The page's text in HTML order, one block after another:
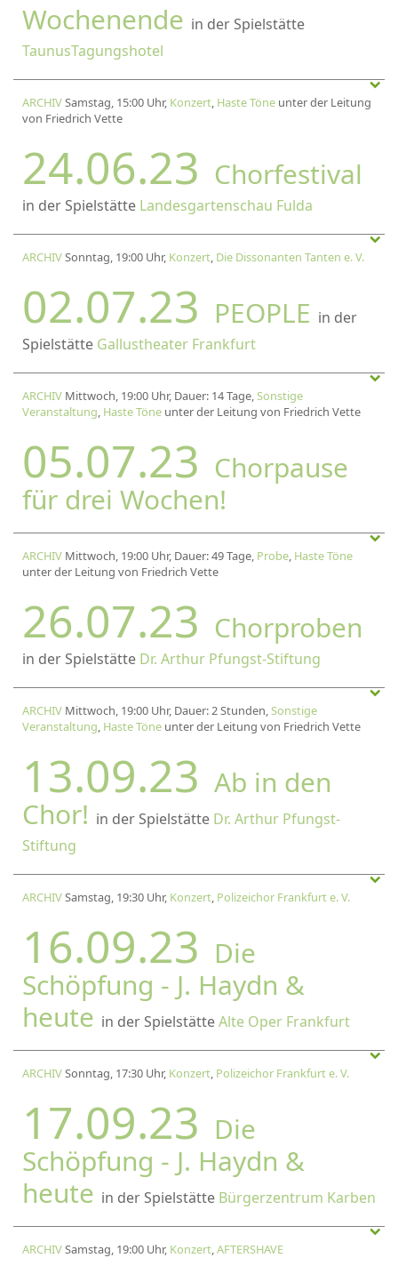
Wochenende in der Spielstätte
TaunusTagungshotel
ARCHIVSamstag, 15:00 Uhr, Konzert, Haste Töne unter der Leitung
von Friedrich Vette
24.06.23 Chorfestival
in der Spielstätte Landesgartenschau Fulda
ARCHIVSonntag, 19:00 Uhr, Konzert, Die Dissonanten Tanten e. V.
02.07.23 PEOPLE in der
Spielstätte Gallustheater Frankfurt
ARCHIV Mittwoch, 19:00 Uhr, Dauer: 14 Tage,Sonstige
Veranstaltung, Haste Töne unter der Leitung von Friedrich Vette
05.07.23 Chorpause
für drei Wochen!
ARCHIV Mittwoch, 19:00 Uhr, Dauer: 49 Tage, Probe, Haste Töne
unter der Leitung von Friedrich Vette
26.07.23 Chorproben
in der Spielstätte Dr. Arthur Pfungst-Stiftung
ARCHIV Mittwoch, 19:00 Uhr, Dauer: 2 Stunden,Sonstige
Veranstaltung, Haste Töne unter der Leitung von Friedrich Vette
13.09.23 Ab in den
Chor! in der Spielstätte Dr. Arthur Pfungst-
Stiftung
ARCHIVSamstag, 19:30 Uhr, Konzert, Polizeichor Frankfurt e. V.
16.09.23 Die
Schöpfung - J. Haydn &
heute in der SpielstätteAlte Oper Frankfurt
ARCHIVSonntag, 17:30 Uhr, Konzert, Polizeichor Frankfurt e. V.
17.09.23 Die
Schöpfung - J. Haydn &
heute in der Spielstätte Bürgerzentrum Karben
ARCHIVSamstag, 19:00 Uhr, Konzert,AFTERSHAVE